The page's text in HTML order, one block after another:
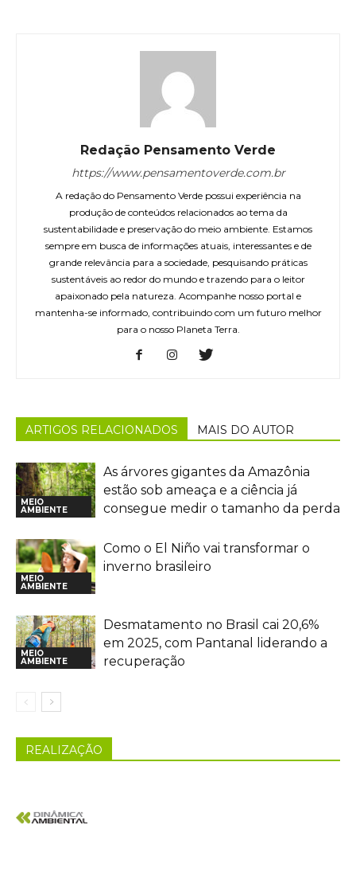
Redação Pensamento Verde
https://www.pensamentoverde.com.br
A redação do Pensamento Verde possui experiência na
produção de conteúdos relacionados ao tema da
sustentabilidade e preservação do meio ambiente. Estamos
sempre em busca de informações atuais, interessantes e de
grande relevância para a sociedade, pesquisando práticas
sustentáveis ao redor do mundo e trazendo para o leitor
apaixonado pela natureza. Acompanhe nosso portal e
mantenha-se informado, contribuindo com um futuro melhor
para o nosso Planeta Terra.
ARTIGOS RELACIONADOS MAIS DO AUTOR
MEIO
AMBIENTE
As árvores gigantes da Amazônia
estão sob ameaça e a ciência já
consegue medir o tamanho da perda
MEIO
AMBIENTE
Como o El Niño vai transformar o
inverno brasileiro
MEIO
AMBIENTE
Desmatamento no Brasil cai 20,6%
em 2025, com Pantanal liderando a
recuperação
REALIZAÇÃO